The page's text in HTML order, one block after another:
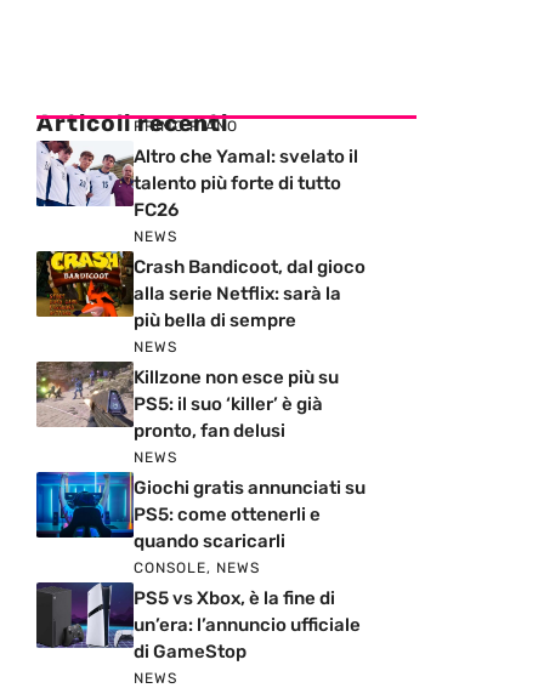
Articoli recenti
PRIMO PIANO
Altro che Yamal: svelato il
talento più forte di tutto
FC26
NEWS
Crash Bandicoot, dal gioco
alla serie Netflix: sarà la
più bella di sempre
NEWS
Killzone non esce più su
PS5: il suo ‘killer’ è già
pronto, fan delusi
NEWS
Giochi gratis annunciati su
PS5: come ottenerli e
quando scaricarli
CONSOLE, NEWS
PS5 vs Xbox, è la fine di
un’era: l’annuncio ufficiale
di GameStop
NEWS